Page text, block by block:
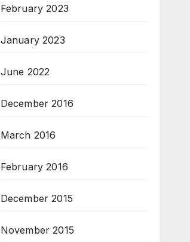
February 2023
January 2023
June 2022
December 2016
March 2016
February 2016
December 2015
November 2015